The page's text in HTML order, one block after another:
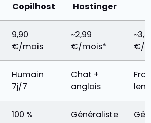
Copilhost Hostinger
9,90
€/mois
~2,99
€/mois*
€/
Humain
7j/7
Chat +
anglais
lent
100 % Généraliste